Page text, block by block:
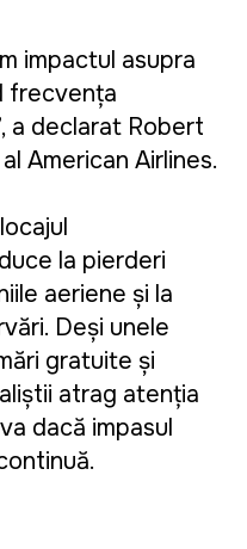
impactul asupra
frecvența
a declarat Robert
American Airlines.
la pierderi
aeriene și la
Deși unele
gratuite și
atrag atenția
dacă impasul